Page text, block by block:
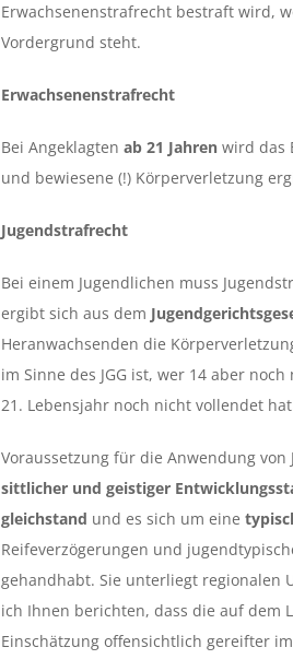
Erwachsenenstrafrecht bestraft wird,
Vordergrund steht.
Erwachsenenstrafrecht
Bei Angeklagten ab 21 Jahren wird das
und bewiesene (!) Körperverletzung
Jugendstrafrecht
Bei einem Jugendlichen muss
ergibt sich aus dem
Heranwachsenden die
im Sinne des JGG ist, wer 14 aber
21. Lebensjahr noch nicht vollendet
Voraussetzung für die Anwendung
sittlicher und geistiger
gleichstand und es sich um eine
Reifeverzögerungen und
gehandhabt. Sie unterliegt regionalen
ich Ihnen berichten, dass die auf dem
Einschätzung offensichtlich gereifter